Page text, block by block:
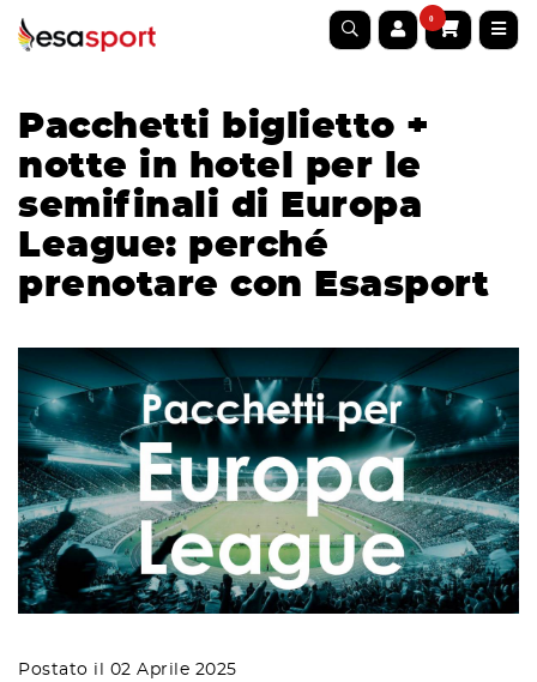
0
Pacchetti biglietto +
notte in hotel per le
semifinali di Europa
League: perché
prenotare con Esasport
Postato il 02 Aprile 2025